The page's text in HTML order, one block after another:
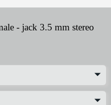
- jack 3.5 mm stereo